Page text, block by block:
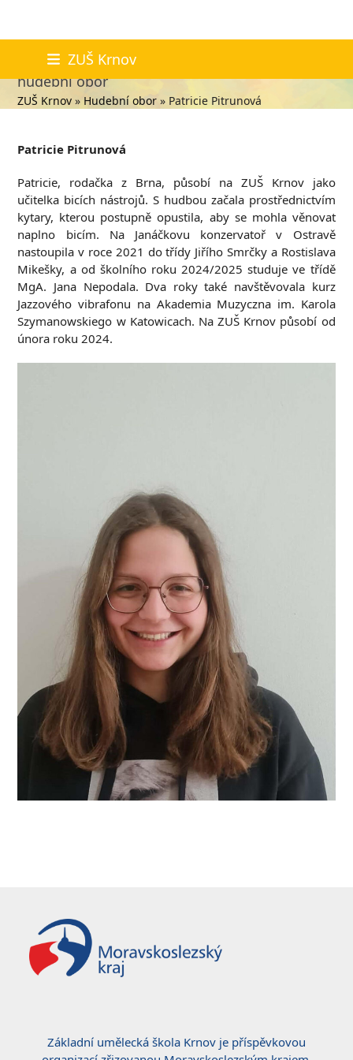
content
ZUŠ Krnov
Patricie Pitrunová
hudební obor
ZUŠ Krnov » Hudební obor » Patricie Pitrunová
Patricie Pitrunová
Patricie, rodačka z Brna, působí na ZUŠ Krnov jako
učitelka bicích nástrojů. S hudbou začala prostřednictvím
kytary, kterou postupně opustila, aby se mohla věnovat
naplno bicím. Na Janáčkovu konzervatoř v Ostravě
nastoupila v roce 2021 do třídy Jiřího Smrčky a Rostislava
Mikešky, a od školního roku 2024/2025 studuje ve třídě
MgA. Jana Nepodala. Dva roky také navštěvovala kurz
Jazzového vibrafonu na Akademia Muzyczna im. Karola
Szymanowskiego w Katowicach. Na ZUŠ Krnov působí od
února roku 2024.
Základní umělecká škola Krnov je příspěvkovou